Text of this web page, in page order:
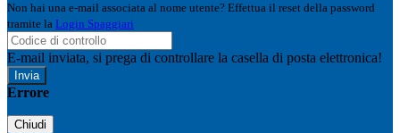
Non hai una e-mail associata al nome utente? Effettua il reset della password
tramite la Login Spaggiari
E-mail inviata, si prega di controllare la casella di posta elettronica!
Errore
Chiudi